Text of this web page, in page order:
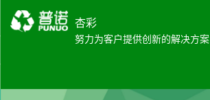
杏彩
努力为客户提供创新的解决方案